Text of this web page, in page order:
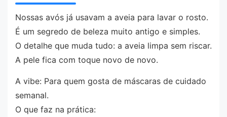
Nossas avós já usavam a aveia para lavar o rosto.
É um segredo de beleza muito antigo e simples.
O detalhe que muda tudo: a aveia limpa sem riscar.
A pele fica com toque novo de novo.
A vibe: Para quem gosta de máscaras de cuidado
semanal.
O que faz na prática: